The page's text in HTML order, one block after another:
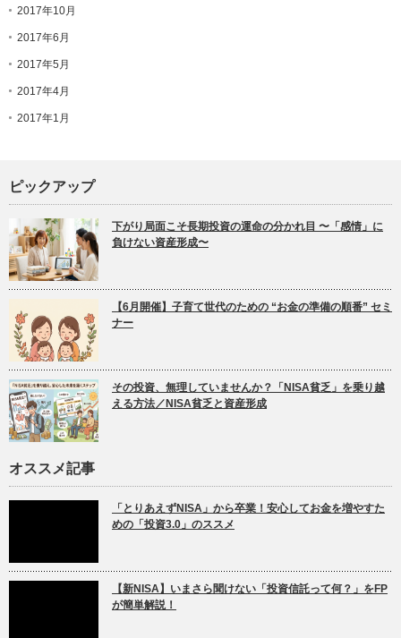
2017年10月
2017年6月
2017年5月
2017年4月
2017年1月
ピックアップ
下がり局面こそ長期投資の運命の分かれ目 〜「感情」に
負けない資産形成〜
【6月開催】子育て世代のための “お金の準備の順番” セミ
ナー
その投資、無理していませんか？「NISA貧乏」を乗り越
える方法／NISA貧乏と資産形成
オススメ記事
「とりあえずNISA」から卒業！安心してお金を増やすた
めの「投資3.0」のススメ
【新NISA】いまさら聞けない「投資信託って何？」をFP
が簡単解説！